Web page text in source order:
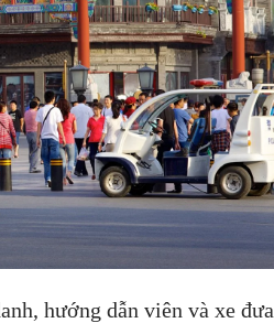
hướng dẫn viên và xe đưa